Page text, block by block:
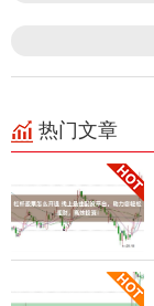
热门文章